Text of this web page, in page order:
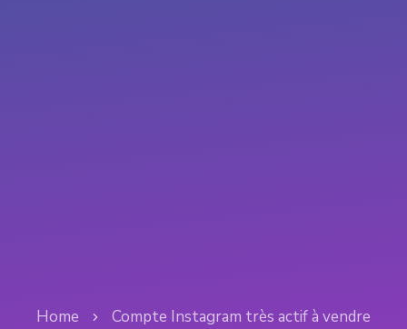
Home Compte Instagram très actif à vendre